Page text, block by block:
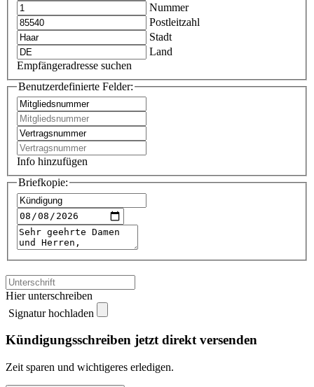
Nummer
Postleitzahl
Stadt
Land
Empfängeradresse suchen
Benutzerdefinierte Felder:
Info hinzufügen
Briefkopie:
Hier unterschreiben
Signatur hochladen
Kündigungsschreiben jetzt direkt versenden
Zeit sparen und wichtigeres erledigen.